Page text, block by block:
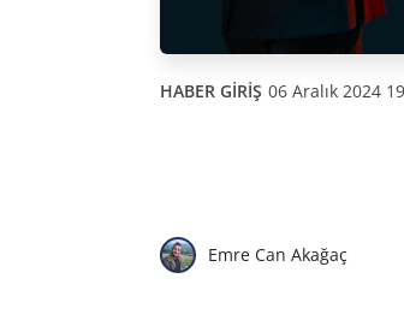
HABER GİRİŞ 06 Aralık 2024
Emre Can Akağaç